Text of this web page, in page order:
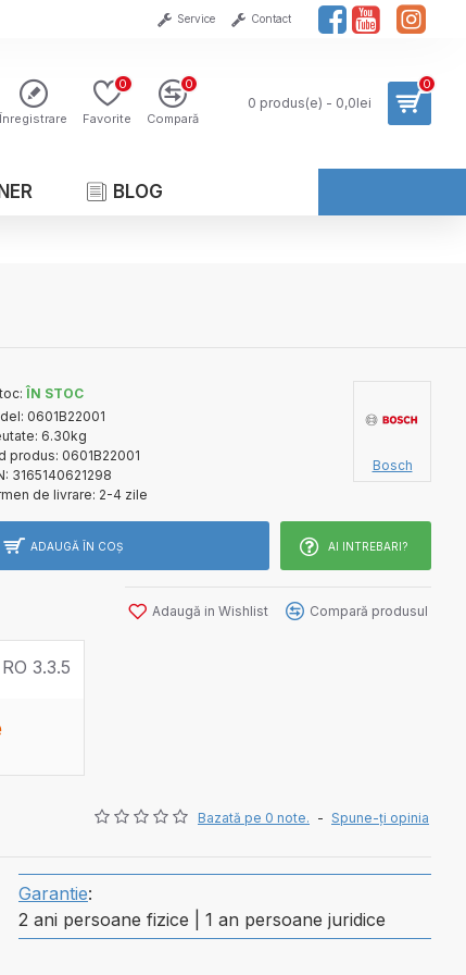
Service Contact
Înregistrare Favorite
0
Compară
0
0 produs(e) - 0,0lei
0
BLOG
Bazată pe 0 note. - Spune-ţi opinia
ÎN STOC
0601B22001
6.30kg
produs: 0601B22001
3165140621298
de livrare: 2-4 zile
Bosch
ADAUGĂ ÎN COŞ AI INTREBARI?
Adaugă in Wishlist Compară produsul
Garantie:
2 ani persoane fizice | 1 an persoane juridice